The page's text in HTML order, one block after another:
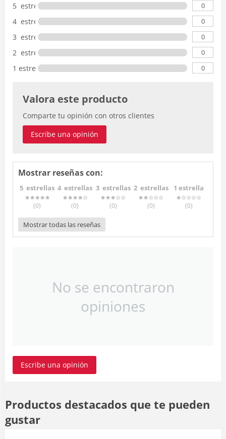
5 estrellas 0
4 estrellas 0
3 estrellas 0
2 estrellas 0
1 estrella 0
Valora este producto
Comparte tu opinión con otros clientes
Escribe una opinión
Mostrar reseñas con:
5 estrellas
(0)
4 estrellas
(0)
3 estrellas
(0)
2 estrellas
(0)
1 estrella
(0)
Mostrar todas las reseñas
No se encontraron
opiniones
Escribe una opinión
Productos destacados que te pueden
gustar